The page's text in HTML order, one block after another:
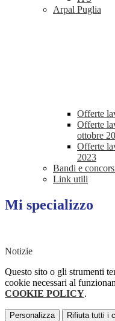
Arpal Puglia
Offerte
Offerte
ottobre
Offerte
2023
Bandi e
Link utili
Mi specializzo
Notizie
Questo sito o gli strumenti
cookie necessari al
COOKIE POLICY.
Personalizza Rifiuta tutti i